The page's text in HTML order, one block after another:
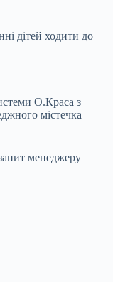
дітей ходити до
О.Краса з
містечка
менеджеру